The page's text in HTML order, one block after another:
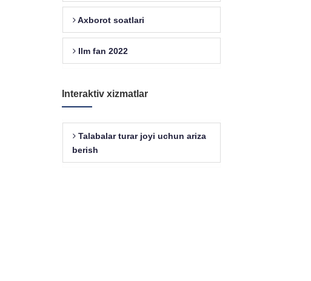
Axborot soatlari
Ilm fan 2022
Interaktiv xizmatlar
Talabalar turar joyi uchun ariza
berish